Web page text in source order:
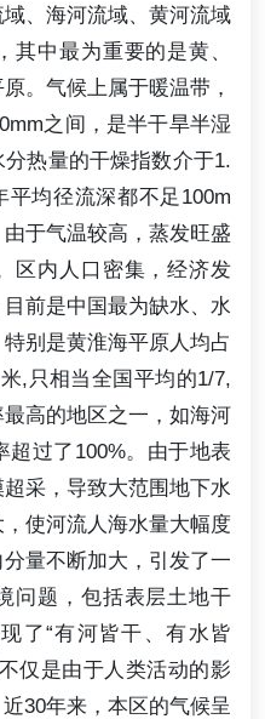
、海河流域、黄河流域
其中最为重要的是黄、
。气候上属于暖温带，
之间，是半干旱半湿
热量的干燥指数介于1.
均径流深都不足100m
于气温较高，蒸发旺盛
区内人口密集，经济发
前是中国最为缺水、水
别是黄淮海平原人均占
,只相当全国平均的1/7,
高的地区之一，如海河
过了100%。由于地表
采，导致大范围地下水
使河流人海水量大幅度
量不断加大，引发了一
问题，包括表层土地干
了“有河皆干、有水皆
仅是由于人类活动的影
30年来，本区的气候呈